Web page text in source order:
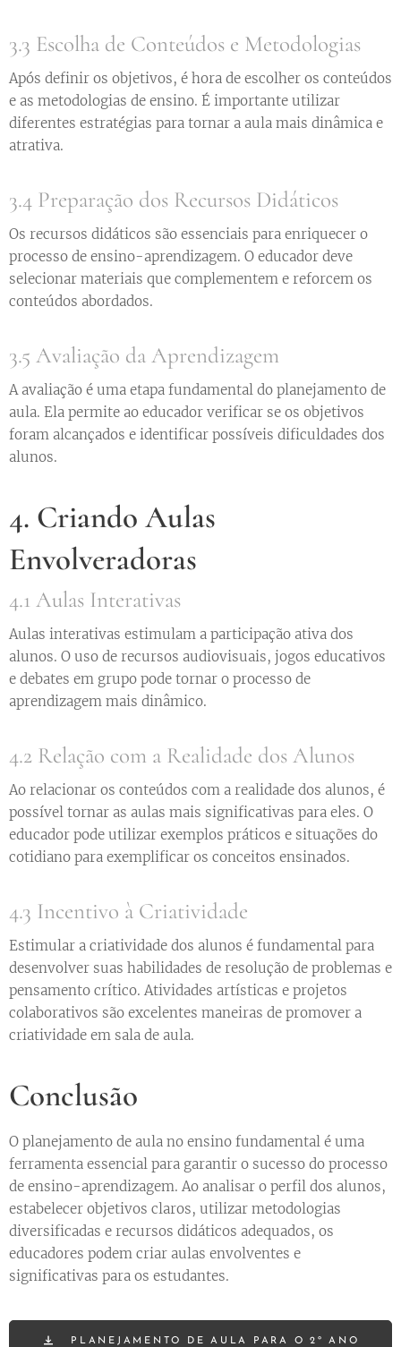
3.3 Escolha de Conteúdos e Metodologias
Após definir os objetivos, é hora de escolher os conteúdos
e as metodologias de ensino. É importante utilizar
diferentes estratégias para tornar a aula mais dinâmica e
atrativa.
3.4 Preparação dos Recursos Didáticos
Os recursos didáticos são essenciais para enriquecer o
processo de ensino-aprendizagem. O educador deve
selecionar materiais que complementem e reforcem os
conteúdos abordados.
3.5 Avaliação da Aprendizagem
A avaliação é uma etapa fundamental do planejamento de
aula. Ela permite ao educador verificar se os objetivos
foram alcançados e identificar possíveis dificuldades dos
alunos.
4. Criando Aulas
Envolveradoras
4.1 Aulas Interativas
Aulas interativas estimulam a participação ativa dos
alunos. O uso de recursos audiovisuais, jogos educativos
e debates em grupo pode tornar o processo de
aprendizagem mais dinâmico.
4.2 Relação com a Realidade dos Alunos
Ao relacionar os conteúdos com a realidade dos alunos, é
possível tornar as aulas mais significativas para eles. O
educador pode utilizar exemplos práticos e situações do
cotidiano para exemplificar os conceitos ensinados.
4.3 Incentivo à Criatividade
Estimular a criatividade dos alunos é fundamental para
desenvolver suas habilidades de resolução de problemas e
pensamento crítico. Atividades artísticas e projetos
colaborativos são excelentes maneiras de promover a
criatividade em sala de aula.
Conclusão
O planejamento de aula no ensino fundamental é uma
ferramenta essencial para garantir o sucesso do processo
de ensino-aprendizagem. Ao analisar o perfil dos alunos,
estabelecer objetivos claros, utilizar metodologias
diversificadas e recursos didáticos adequados, os
educadores podem criar aulas envolventes e
significativas para os estudantes.
PLANEJAMENTO DE AULA PARA O 2º ANO